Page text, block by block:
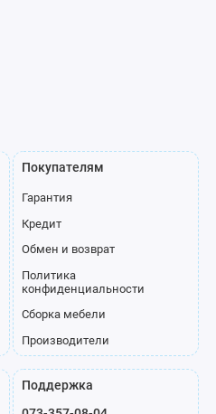
Покупателям
Гарантия
Кредит
Обмен и возврат
Политика
конфиденциальности
Сборка мебели
Производители
Поддержка